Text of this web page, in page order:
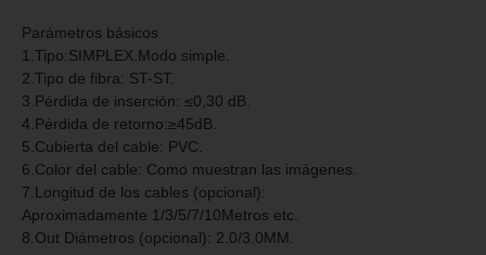
Parámetros básicos
1.Tipo:SIMPLEX.Modo simple.
2.Tipo de fibra: ST-ST.
3.Pérdida de inserción: ≤0,30 dB.
4.Pérdida de retorno:≥45dB.
5.Cubierta del cable: PVC.
6.Color del cable: Como muestran las imágenes.
7.Longitud de los cables (opcional):
Aproximadamente 1/3/5/7/10Metros etc.
8.Out Diámetros (opcional): 2.0/3.0MM.